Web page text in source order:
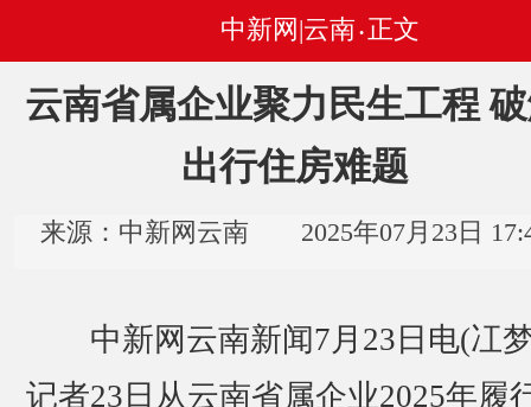
中新网|云南 • 正文
云南省属企业聚力民生工程
出行住房难题
来源：中新网云南 2025年07月23日
中新网云南新闻7月23日电(冮
记者23日从云南省属企业2025年履